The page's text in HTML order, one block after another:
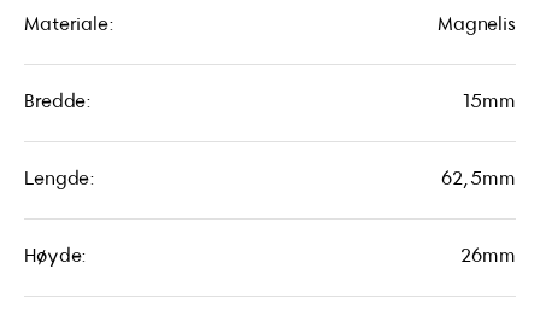
Materiale: Magnelis
Bredde: 15mm
Lengde: 62,5mm
Høyde: 26mm